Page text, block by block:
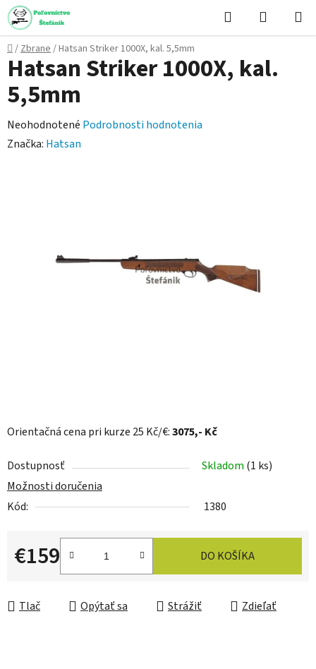
Prejsť
na
obsah
Hľadať
KOŠÍK
Domov
/Zbrane/Hatsan Striker 1000X, kal. 5,5mm
Orientačná cena pri kurze 25 Kč/€:3075,- Kč
Dostupnosť Skladom (1 ks)
Možnosti doručenia
Kód:
1380
€159
Jednotková cena:
DO KOŠÍKA
Tlač Opýtať sa Strážiť Zdieľať
Hatsan Striker 1000X, kal.
5,5mm
Priemerné
hodnotenie
hviezdičiek.
Neohodnotené Podrobnosti hodnotenia
Značka: Hatsan